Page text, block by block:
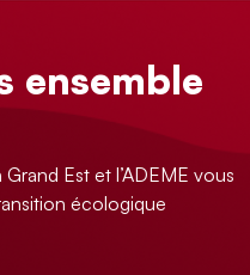
ensemble
Est et l’ADEME vous
écologique